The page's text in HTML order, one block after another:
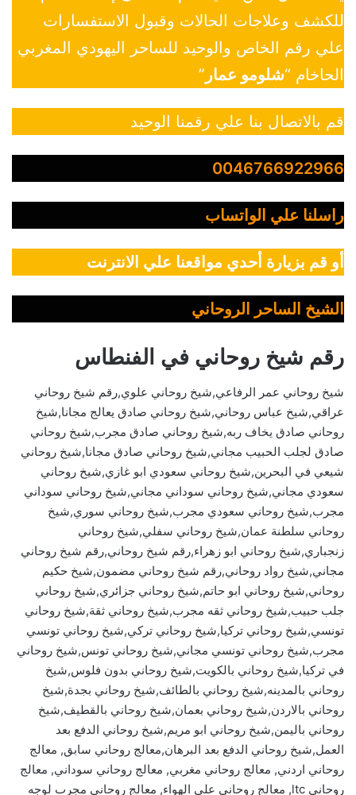
للكشف وعلاجات الحالات وقبول الاستفسارات
علي رقم الخاص والوحيد للساحر اليهودي المغربي
الحاخام “شلومو عمار ”
قم بالاتصال بنا علي رقمنا الوحيد
0046766922966
راسلنا علي الواتساب
أو قم بزيارة أحدي مواقعنا علي الانترنت
الشيخ الساحر الروحاني
رقم شيخ روحاني في الفنطاس
شيخ روحاني عمر الرفاعي,شيخ روحاني علوي,رقم شيخ روحاني
عراقي,شيخ عباس روحاني,شيخ روحاني صادق يعالج مجانا,شيخ
روحاني صادق يخاف ربه,شيخ روحاني صادق مجرب,شيخ روحاني
صادق لجلب الحبيب مجاني,شيخ روحاني صادق مجانا,شيخ روحاني
شيعي في البحرين,شيخ روحاني سعودي ابو غازي,شيخ روحاني
سعودي مجاني,شيخ روحاني سوداني مجاني,شيخ روحاني سوداني
مجرب,شيخ روحاني سعودي مجرب,شيخ روحاني سوري,شيخ
روحاني سلطنة عمان,شيخ روحاني سفلي,شيخ روحاني
زنجباري,شيخ روحاني ابو زهراء,رقم شيخ روحاني,رقم شيخ روحاني
مجاني,شيخ رواد روحاني,رقم شيخ روحاني مضمون,شيخ حكيم
روحاني,شيخ روحاني ابو حاتم,شيخ روحاني جزائري,شيخ روحاني
جلب حبيب,شيخ روحاني ثقه مجرب,شيخ روحاني ثقة,شيخ روحاني
تونسي,شيخ روحاني تركيا,شيخ روحاني تركي,شيخ روحاني تونسي
مجرب,شيخ روحاني تونسي مجاني,شيخ روحاني تونس,شيخ روحاني
في تركيا,شيخ روحاني بالكويت,شيخ روحاني بدون فلوس,شيخ
روحاني بالمدينه,شيخ روحاني بالطائف,شيخ روحاني بجدة,شيخ
روحاني بالاردن,شيخ روحاني بعمان,شيخ روحاني بالقطيف,شيخ
روحاني باليمن,شيخ روحاني ابو مريم,شيخ روحاني الدفع بعد
العمل,شيخ روحاني الدفع بعد البرهان,معالج روحاني سابق, معالج
روحاني اردني, معالج روحاني مغربي, معالج روحاني سوداني, معالج
روحاني ltc, معالج روحاني على الهواء, معالج روحاني مجرب لوجه